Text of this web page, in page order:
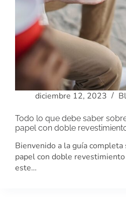
diciembre 12, 2023
Todo lo que debe saber
papel con doble
Bienvenido a la guía completa
papel con doble revestimiento
este…